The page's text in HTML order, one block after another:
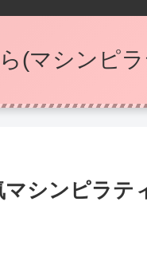
(マシンピ
シンピラテ